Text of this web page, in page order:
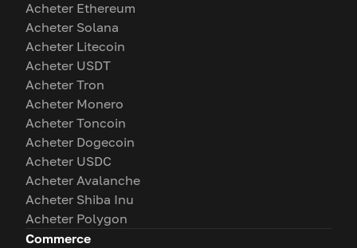
Acheter Ethereum
Acheter Solana
Acheter Litecoin
Acheter USDT
Acheter Tron
Acheter Monero
Acheter Toncoin
Acheter Dogecoin
Acheter USDC
Acheter Avalanche
Acheter Shiba Inu
Acheter Polygon
Commerce